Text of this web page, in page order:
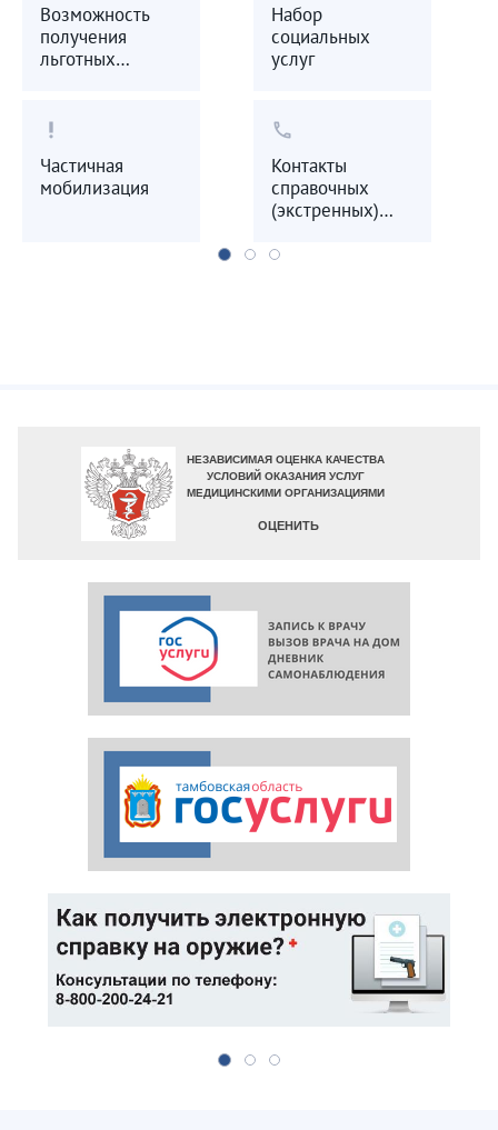
Возможность
получения
льготных
Набор
социальных
услуг
priority_high
Частичная
мобилизация
call
Контакты
справочных
(экстренных)